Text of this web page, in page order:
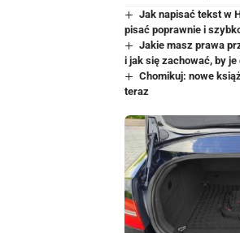
Jak napisać tekst w
pisać poprawnie i
Jakie masz prawa
i jak się zachować, by je
Chomikuj: nowe
teraz